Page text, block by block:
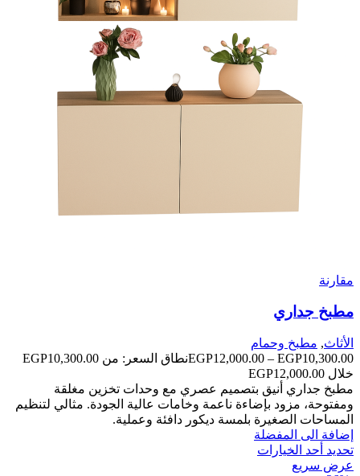
مقارنة
مطبخ جداري
الأثاث, مطبخ وحمام
EGP10,300.00
–
EGP12,000.00
خلال ⁦EGP12,000.00⁩
مطبخ جداري أنيق بتصميم عصري مع وحدات تخزين مغلقة
ومفتوحة، مزود بإضاءة ناعمة وخامات عالية الجودة. مثالي لتنظيم
المساحات الصغيرة بلمسة ديكور دافئة وعملية.
إضافة الى المفضلة
تحديد أحد الخيارات
عرض سريع